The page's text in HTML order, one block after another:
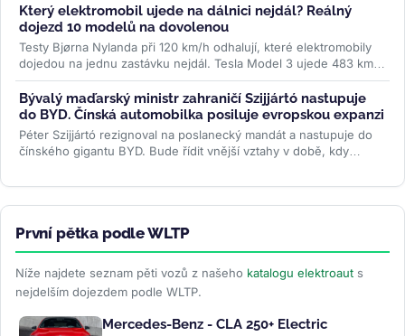
Který elektromobil ujede na dálnici nejdál? Reálný
dojezd 10 modelů na dovolenou
Testy Bjørna Nylanda při 120 km/h odhalují, které elektromobily
dojedou na jednu zastávku nejdál. Tesla Model 3 ujede 483 km,
některá SUV o...>>
Bývalý maďarský ministr zahraničí Szijjártó nastupuje
do BYD. Čínská automobilka posiluje evropskou expanzi
Péter Szijjártó rezignoval na poslanecký mandát a nastupuje do
čínského gigantu BYD. Bude řídit vnější vztahy v době, kdy
První pětka podle WLTP
Níže najdete seznam pěti vozů z našeho katalogu elektroaut s
nejdelším dojezdem podle WLTP.
Mercedes-Benz - CLA 250+ Electric